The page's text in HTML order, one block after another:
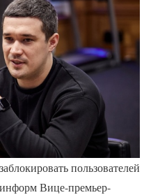
пользователей
Вице-премьер-